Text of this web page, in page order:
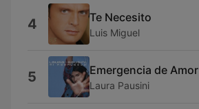
4 Te Necesito
Luis Miguel
5 Emergencia de Amor
Laura Pausini